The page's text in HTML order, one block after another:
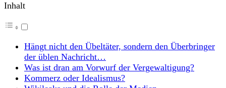
Inhalt
Hängt nicht den Übeltäter, sondern den Überbringer
der üblen Nachricht…
Was ist dran am Vorwurf der Vergewaltigung?
Kommerz oder Idealismus?